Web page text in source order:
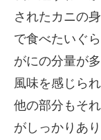
されたカニの
で食べたいぐ
がにの分量が
風味を感じられ
他の部分もそ
がしっかりあ